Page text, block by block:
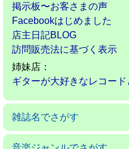
掲示板〜お客さまの声
Facebookはじめました
店主日記BLOG
訪問販売法に基づく表示
姉妹店：
ギターが大好きなレコード
雑誌名でさがす